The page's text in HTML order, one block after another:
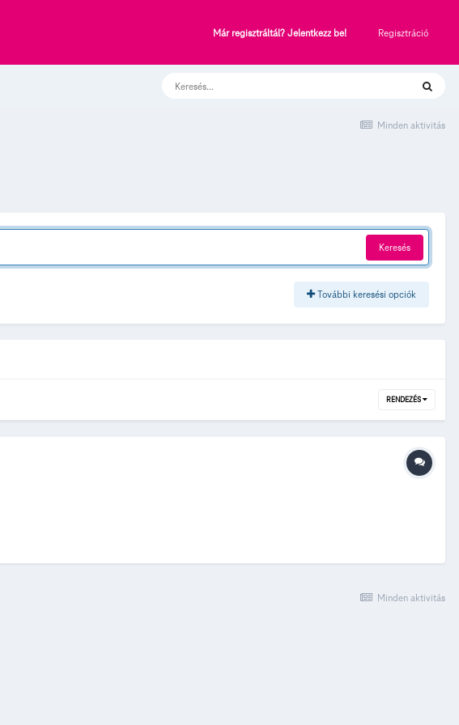
Már regisztráltál? Jelentkezz be! Regisztráció
Minden aktivitás
Keresés
További keresési opciók
RENDEZÉS
Minden aktivitás